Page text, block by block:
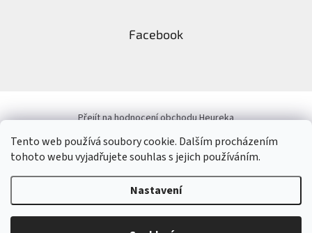
Tento web používá soubory cookie. Dalším procházením
tohoto webu vyjadřujete souhlas s jejich používáním.
Nastavení
Facebook
Přejít na hodnocení obchodu Heureka
Vytvořil Shoptet &
. Všechna práva vyhrazena.